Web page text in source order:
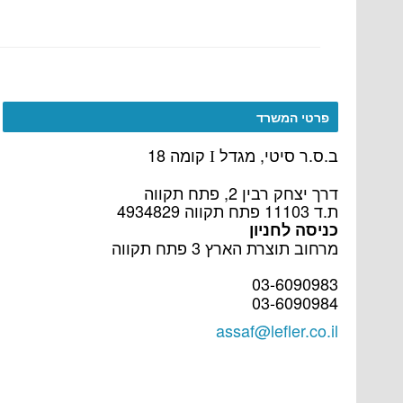
פרטי המשרד
ב.ס.ר סיטי, מגדל I קומה 18
דרך יצחק רבין 2, פתח תקווה
ת.ד 11103 פתח תקווה 4934829
כניסה לחניון
מרחוב תוצרת הארץ 3 פתח תקווה
03-6090983
03-6090984
assaf@lefler.co.il